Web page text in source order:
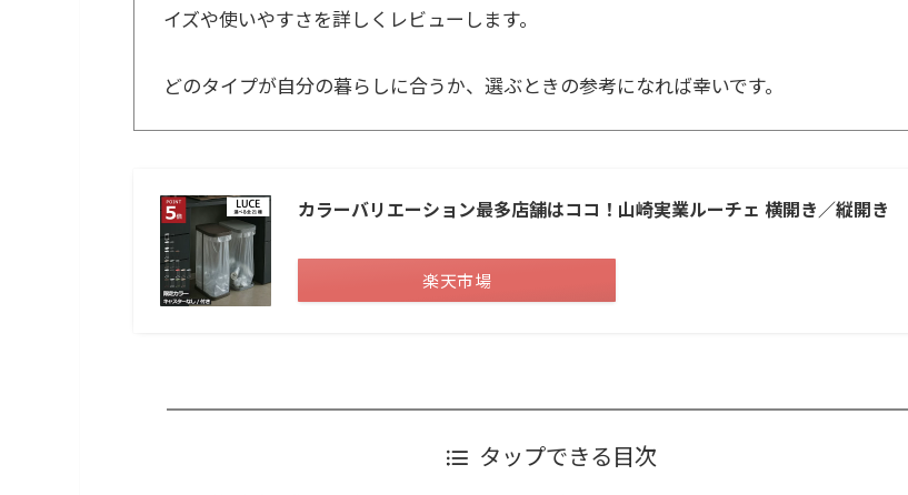
イズや使いやすさを詳しくレビューします。
どのタイプが自分の暮らしに合うか、選ぶときの参考になれば幸いです。
カラーバリエーション最多店舗はココ！山崎実業ルーチェ 横開き／縦開き
楽天市場
タップできる目次